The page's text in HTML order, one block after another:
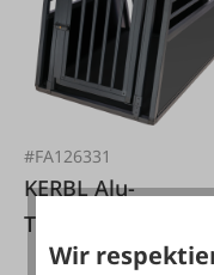
#FA126331
KERBL Alu-
Transportbox
Vacation mittel
Wir